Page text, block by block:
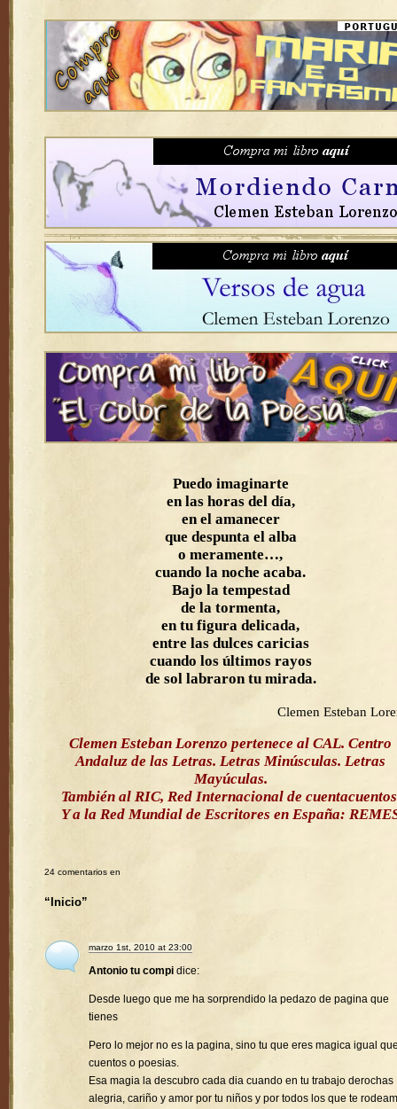
Puedo imaginarte
en las horas del día,
en el amanecer
que despunta el alba
o meramente…,
cuando la noche acaba.
Bajo la tempestad
de la tormenta,
en tu figura delicada,
entre las dulces caricias
cuando los últimos rayos
de sol labraron tu mirada.
Clemen Esteban
Clemen Esteban Lorenzo pertenece al CAL. Centro
Andaluz de las Letras. Letras Minúsculas. Letras
Mayúculas.
También al RIC, Red Internacional de
Y a la Red Mundial de Escritores en España:
24 comentarios en
“Inicio”
marzo 1st, 2010 at 23:00
Antonio tu compi dice:
Desde luego que me ha sorprendido la pedazo de pagina que
tienes
Pero lo mejor no es la pagina, sino tu que eres magica igual
cuentos o poesias.
Esa magia la descubro cada dia cuando en tu trabajo derochas
alegria, cariño y amor por tu niños y por todos los que te